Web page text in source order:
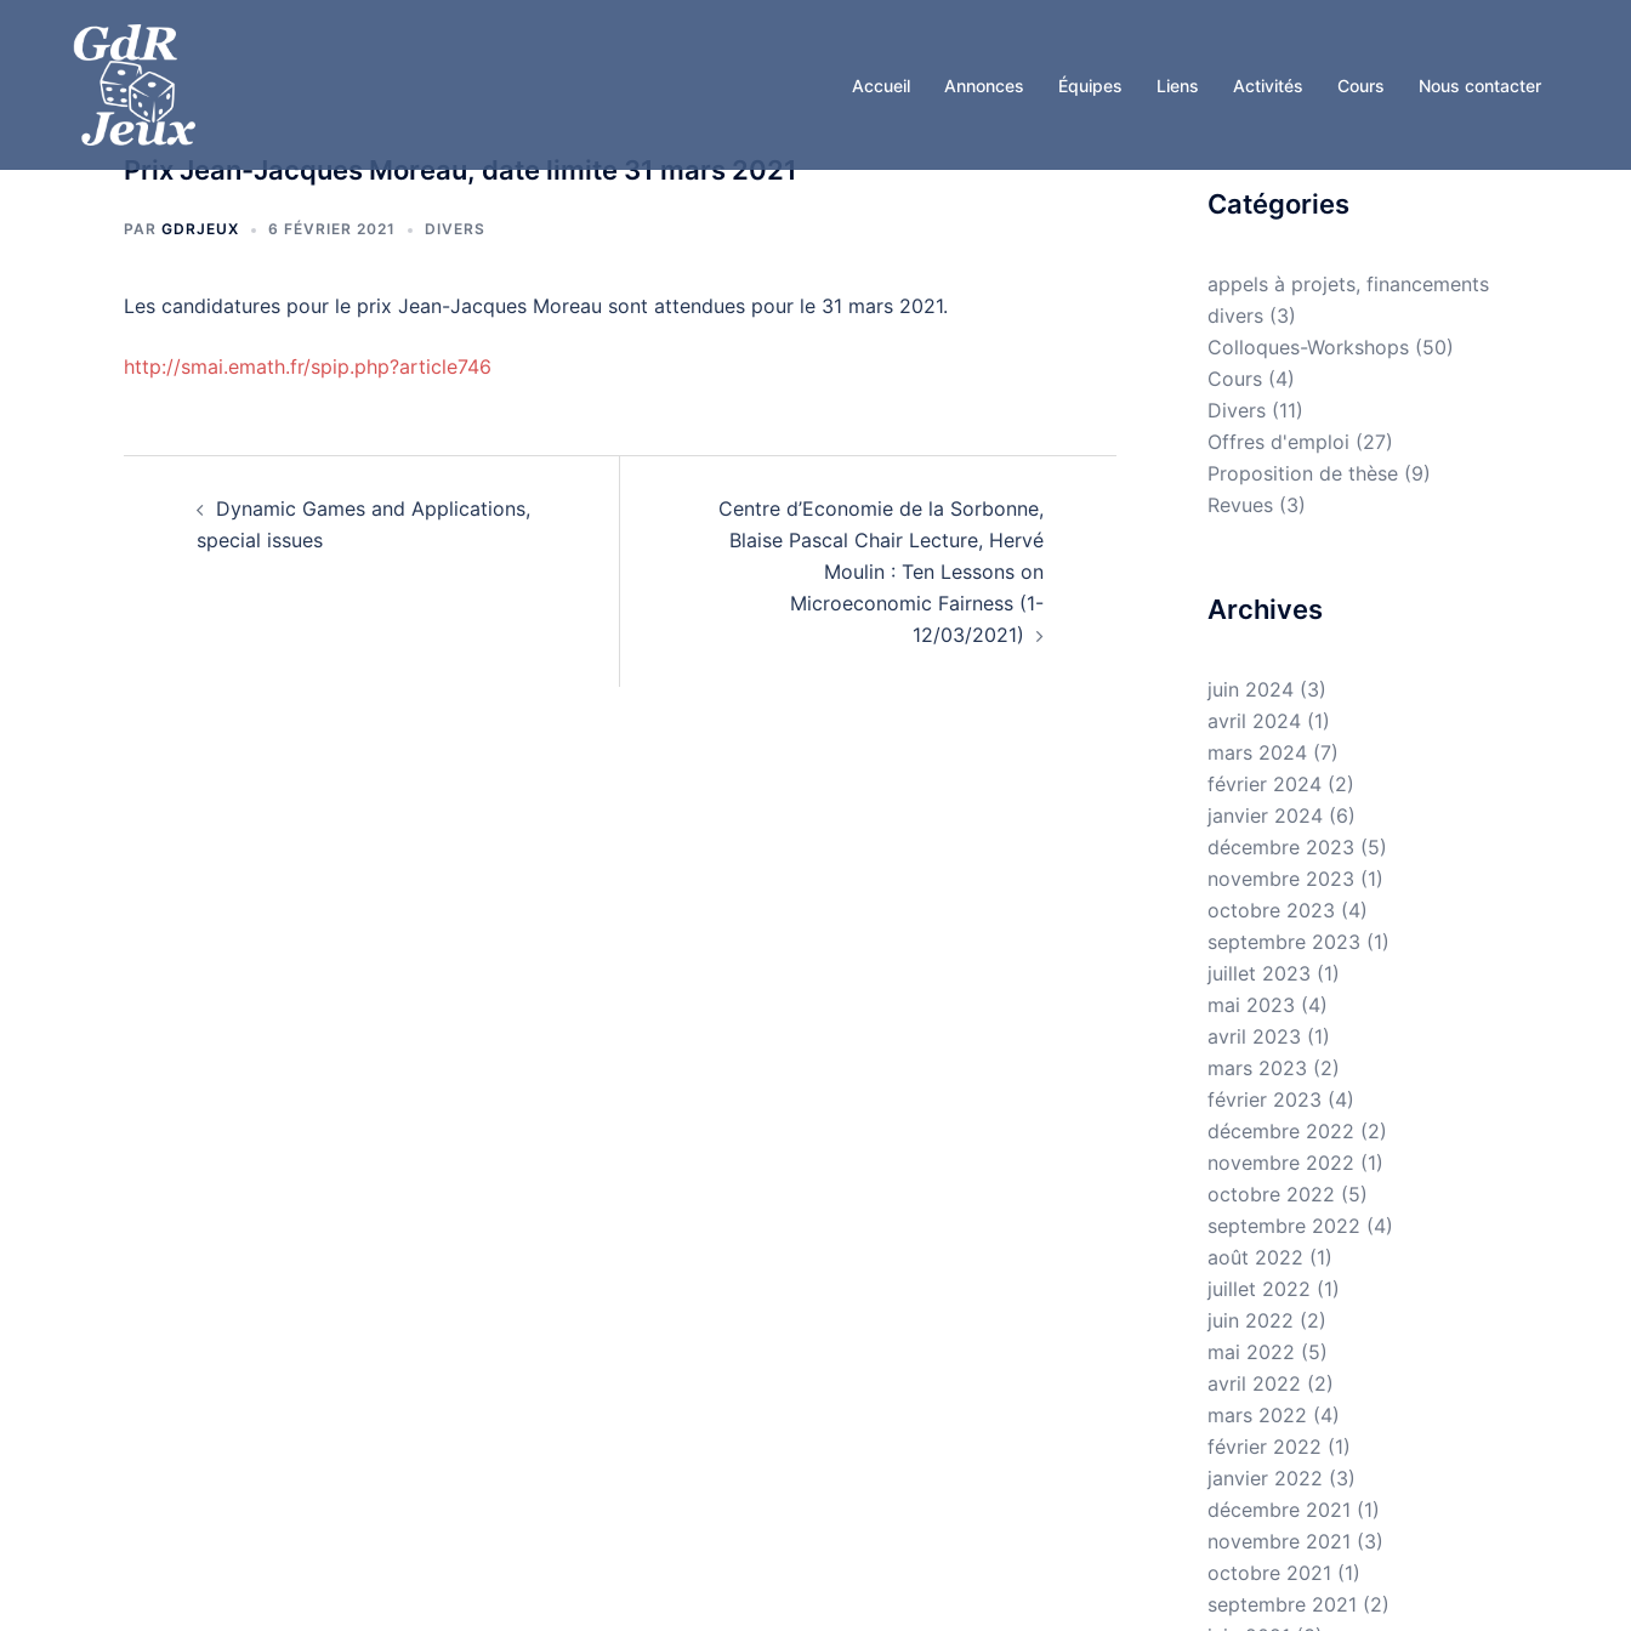
Accueil Annonces Équipes Liens Activités Cours Nous contacter
Prix Jean-Jacques Moreau, date limite 31 mars 2021
PAR GDRJEUX 6 FÉVRIER 2021 DIVERS
Les candidatures pour le prix Jean-Jacques Moreau sont attendues pour le 31 mars 2021.
http://smai.emath.fr/spip.php?article746
Dynamic Games and Applications,
special issues
Centre d’Economie de la Sorbonne,
Blaise Pascal Chair Lecture, Hervé
Moulin : Ten Lessons on
Microeconomic Fairness (1-
12/03/2021)
Catégories
appels à projets, financements
divers(3)
Colloques-Workshops(50)
Cours(4)
Divers(11)
Offres d'emploi (27)
Proposition de thèse(9)
Revues(3)
Archives
juin 2024(3)
avril 2024(1)
mars 2024(7)
février 2024(2)
janvier 2024(6)
décembre 2023 (5)
novembre 2023 (1)
octobre 2023 (4)
septembre 2023 (1)
juillet 2023 (1)
mai 2023 (4)
avril 2023 (1)
mars 2023 (2)
février 2023 (4)
décembre 2022 (2)
novembre 2022 (1)
octobre 2022 (5)
septembre 2022 (4)
août 2022 (1)
juillet 2022 (1)
juin 2022 (2)
mai 2022 (5)
avril 2022 (2)
mars 2022 (4)
février 2022 (1)
janvier 2022 (3)
décembre 2021 (1)
novembre 2021 (3)
octobre 2021 (1)
septembre 2021 (2)